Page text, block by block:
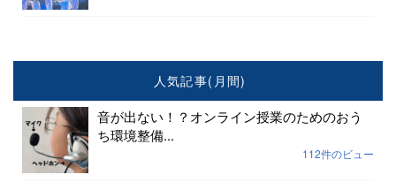
人気記事(月間)
音が出ない！？オンライン授業のためのおう
ち環境整備...
112件のビュー